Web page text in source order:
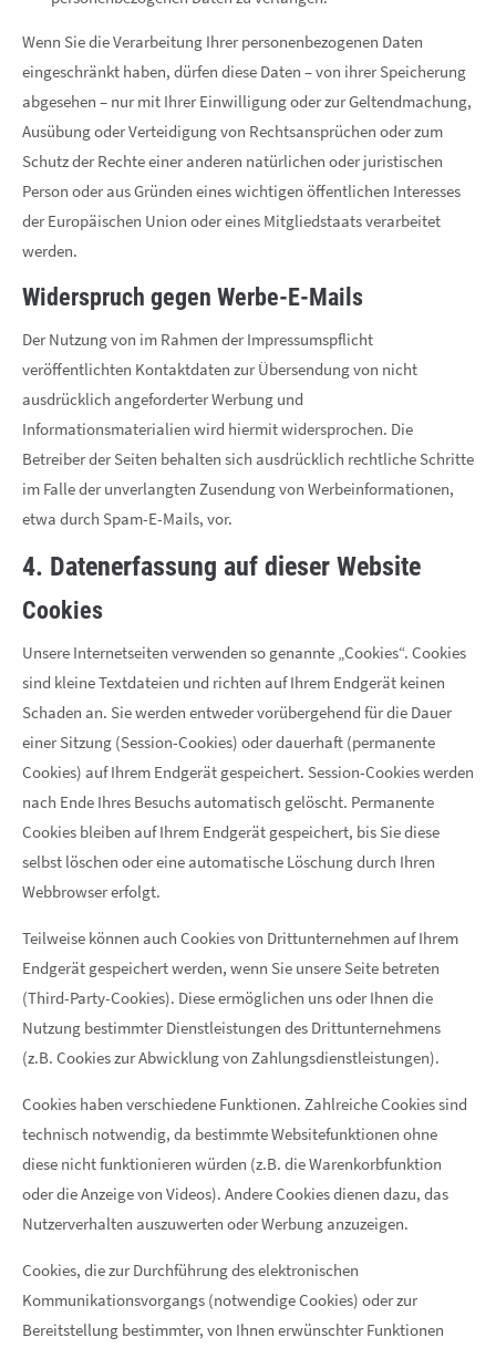
Wenn Sie die Verarbeitung Ihrer personenbezogenen Daten
eingeschränkt haben, dürfen diese Daten – von ihrer Speicherung
abgesehen – nur mit Ihrer Einwilligung oder zur Geltendmachung,
Ausübung oder Verteidigung von Rechtsansprüchen oder zum
Schutz der Rechte einer anderen natürlichen oder juristischen
Person oder aus Gründen eines wichtigen öffentlichen Interesses
der Europäischen Union oder eines Mitgliedstaats verarbeitet
werden.
Widerspruch gegen Werbe-E-Mails
Der Nutzung von im Rahmen der Impressumspflicht
veröffentlichten Kontaktdaten zur Übersendung von nicht
ausdrücklich angeforderter Werbung und
Informationsmaterialien wird hiermit widersprochen. Die
Betreiber der Seiten behalten sich ausdrücklich rechtliche Schritte
im Falle der unverlangten Zusendung von Werbeinformationen,
etwa durch Spam-E-Mails, vor.
4. Datenerfassung auf dieser Website
Cookies
Unsere Internetseiten verwenden so genannte „Cookies“. Cookies
sind kleine Textdateien und richten auf Ihrem Endgerät keinen
Schaden an. Sie werden entweder vorübergehend für die Dauer
einer Sitzung (Session-Cookies) oder dauerhaft (permanente
Cookies) auf Ihrem Endgerät gespeichert. Session-Cookies werden
nach Ende Ihres Besuchs automatisch gelöscht. Permanente
Cookies bleiben auf Ihrem Endgerät gespeichert, bis Sie diese
selbst löschen oder eine automatische Löschung durch Ihren
Webbrowser erfolgt.
Teilweise können auch Cookies von Drittunternehmen auf Ihrem
Endgerät gespeichert werden, wenn Sie unsere Seite betreten
(Third-Party-Cookies). Diese ermöglichen uns oder Ihnen die
Nutzung bestimmter Dienstleistungen des Drittunternehmens
(z.B. Cookies zur Abwicklung von Zahlungsdienstleistungen).
Cookies haben verschiedene Funktionen. Zahlreiche Cookies sind
technisch notwendig, da bestimmte Websitefunktionen ohne
diese nicht funktionieren würden (z.B. die Warenkorbfunktion
oder die Anzeige von Videos). Andere Cookies dienen dazu, das
Nutzerverhalten auszuwerten oder Werbung anzuzeigen.
Cookies, die zur Durchführung des elektronischen
Kommunikationsvorgangs (notwendige Cookies) oder zur
Bereitstellung bestimmter, von Ihnen erwünschter Funktionen